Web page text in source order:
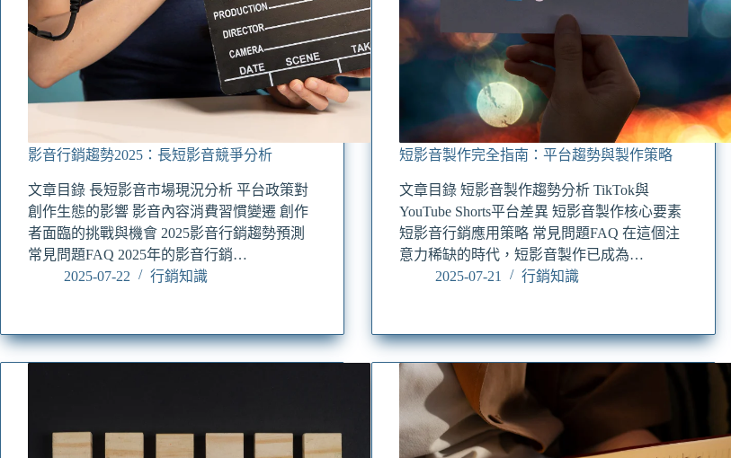
影音行銷趨勢2025：長短影音競爭分析
文章目錄 長短影音市場現況分析 平台政策對
創作生態的影響 影音內容消費習慣變遷 創作
者面臨的挑戰與機會 2025影音行銷趨勢預測
常見問題FAQ 2025年的影音行銷…
2025-07-22
行銷知識
短影音製作完全指南：平台趨勢與製作策略
文章目錄 短影音製作趨勢分析 TikTok與
YouTube Shorts平台差異 短影音製作核心要素
短影音行銷應用策略 常見問題FAQ 在這個注
意力稀缺的時代，短影音製作已成為…
2025-07-21
行銷知識